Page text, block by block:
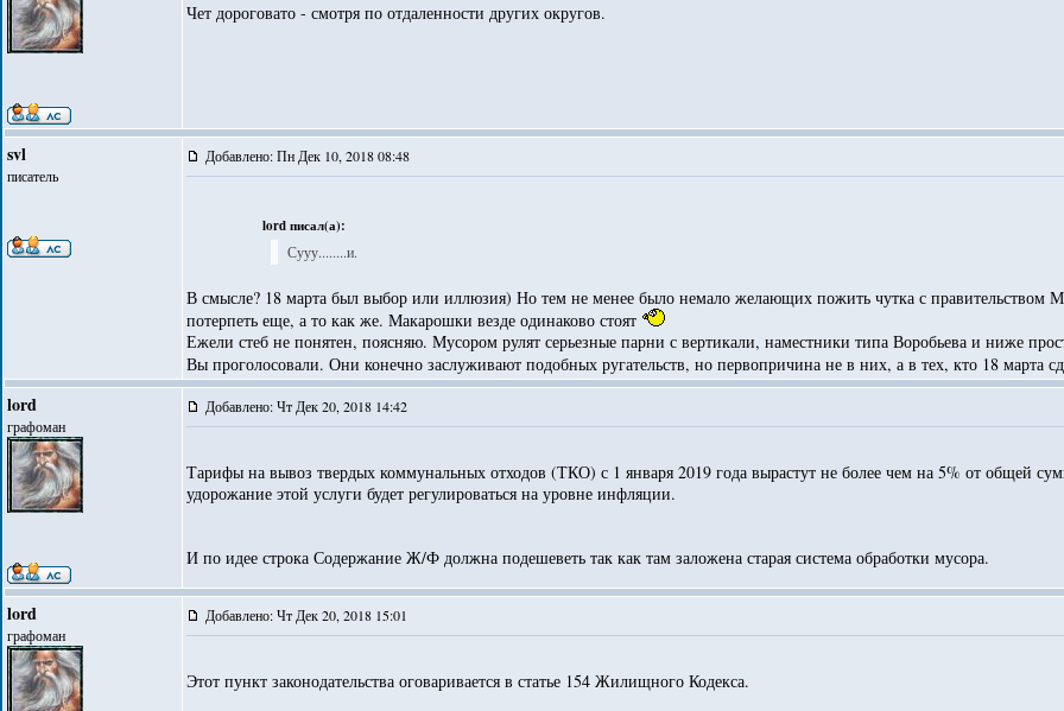
Чет дороговато - смотря по отдаленности других округов.
svl
писатель
Добавлено: Пн Дек 10, 2018 08:48
lord писал(а):
Сууу........и.
В смысле? 18 марта был выбор или иллюзия) Но тем не менее было немало желающих пожить чутка с
потерпеть еще, а то как же. Макарошки везде одинаково стоят
Ежели стеб не понятен, поясняю. Мусором рулят серьезные парни с вертикали, наместники типа Воробьева и ниже
Вы проголосовали. Они конечно заслуживают подобных ругательств, но первопричина не в них, а в тех, кто 18 марта
lord
графоман
Добавлено: Чт Дек 20, 2018 14:42
Тарифы на вывоз твердых коммунальных отходов (ТКО) с 1 января 2019 года вырастут не более чем на 5% от общей
удорожание этой услуги будет регулироваться на уровне инфляции.
И по идее строка Содержание Ж/Ф должна подешеветь так как там заложена старая система обработки мусора.
lord
графоман
Добавлено: Чт Дек 20, 2018 15:01
Этот пункт законодательства оговаривается в статье 154 Жилищного Кодекса.